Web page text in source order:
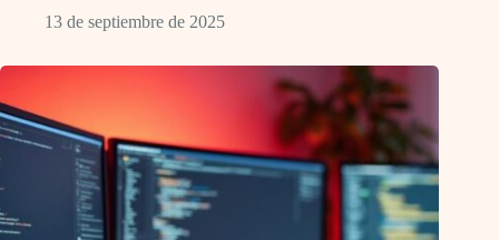
13 de septiembre de 2025